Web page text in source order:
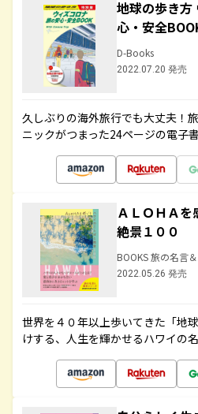
地球の歩き方
心・安全
D-Books
2022.07.20 発売
久しぶりの海外旅行でも大丈夫！
ニックがつまった24ページの電子
ＡＬＯＨＡを
絶景１００
BOOKS 旅の名言
2022.05.26 発売
世界を４０年以上歩いてきた「地
けする、人生を輝かせるハワイの